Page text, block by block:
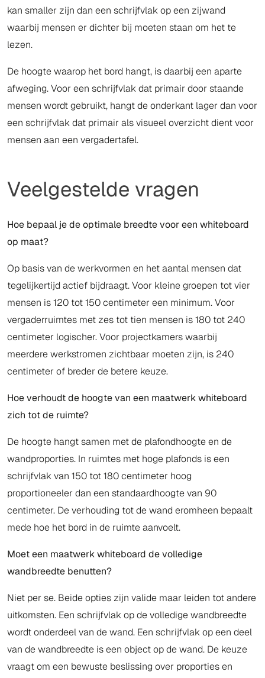
kan smaller zijn dan een schrijfvlak op een zijwand
waarbij mensen er dichter bij moeten staan om het te
lezen.
De hoogte waarop het bord hangt, is daarbij een aparte
afweging. Voor een schrijfvlak dat primair door staande
mensen wordt gebruikt, hangt de onderkant lager dan voor
een schrijfvlak dat primair als visueel overzicht dient voor
mensen aan een vergadertafel.
Veelgestelde vragen
Hoe bepaal je de optimale breedte voor een whiteboard
op maat?
Op basis van de werkvormen en het aantal mensen dat
tegelijkertijd actief bijdraagt. Voor kleine groepen tot vier
mensen is 120 tot 150 centimeter een minimum. Voor
vergaderruimtes met zes tot tien mensen is 180 tot 240
centimeter logischer. Voor projectkamers waarbij
meerdere werkstromen zichtbaar moeten zijn, is 240
centimeter of breder de betere keuze.
Hoe verhoudt de hoogte van een maatwerk whiteboard
zich tot de ruimte?
De hoogte hangt samen met de plafondhoogte en de
wandproporties. In ruimtes met hoge plafonds is een
schrijfvlak van 150 tot 180 centimeter hoog
proportioneeler dan een standaardhoogte van 90
centimeter. De verhouding tot de wand eromheen bepaalt
mede hoe het bord in de ruimte aanvoelt.
Moet een maatwerk whiteboard de volledige
wandbreedte benutten?
Niet per se. Beide opties zijn valide maar leiden tot andere
uitkomsten. Een schrijfvlak op de volledige wandbreedte
wordt onderdeel van de wand. Een schrijfvlak op een deel
van de wandbreedte is een object op de wand. De keuze
vraagt om een bewuste beslissing over proporties en